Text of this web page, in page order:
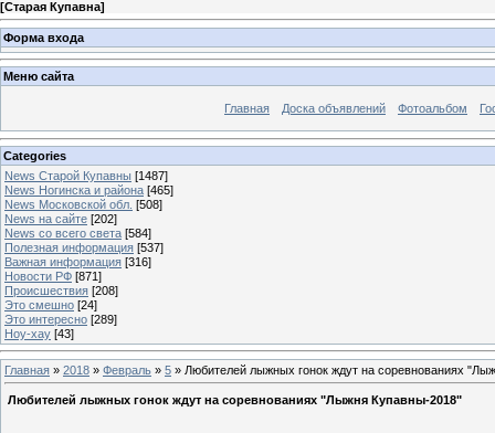
[Старая Купавна]
Форма входа
Меню сайта
Главная Доска объявлений Фотоальбом
Categories
News Старой Купавны [1487]
News Ногинска и района [465]
News Московской обл. [508]
News на сайте [202]
News со всего света [584]
Полезная информация [537]
Важная информация [316]
Новости РФ [871]
Происшествия [208]
Это смешно [24]
Это интересно [289]
Ноу-хау [43]
Главная » 2018 » Февраль » 5 » Любителей лыжных гонок ждут на соревнованиях
Любителей лыжных гонок ждут на соревнованиях "Лыжня Купавны-2018"